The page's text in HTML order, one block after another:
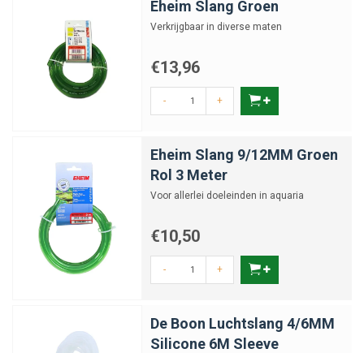
Eheim Slang Groen
Verkrijgbaar in diverse maten
€13,96
- +
Eheim Slang 9/12MM Groen
Rol 3 Meter
Voor allerlei doeleinden in aquaria
€10,50
- +
De Boon Luchtslang 4/6MM
Silicone 6M Sleeve